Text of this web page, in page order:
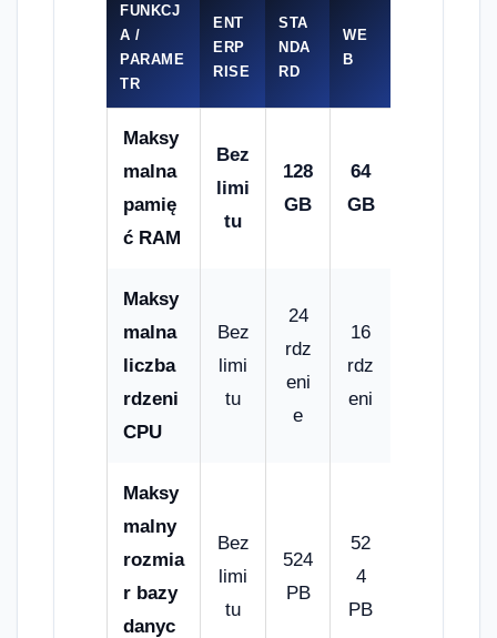
FUNKCJ
A /
PARAME
TR
ENT
ERP
RISE
STA
NDA
RD
WE
B
Maksy
malna
pamię
ć RAM
Bez
limi
tu
128
GB
64
GB
Maksy
malna
liczba
rdzeni
CPU
Bez
limi
tu
24
rdz
eni
e
16
rdz
eni
Maksy
malny
rozmia
r bazy
danyc
Bez
limi
tu
524
PB
52
4
PB